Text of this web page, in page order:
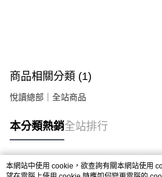
商品相關分類 (1)
悅讀總部｜全站商品
本分類熱銷全站排行
熱門標籤
本網站中使用 cookie，欲查詢有關本網站使用